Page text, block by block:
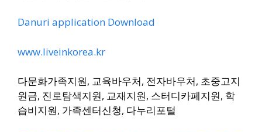
Danuri application Download
www.liveinkorea.kr
다문화가족지원, 교육바우처, 전자바우처, 초중고지
원금, 진로탐색지원, 교재지원, 스터디카페지원, 학
습비지원, 가족센터신청, 다누리포털